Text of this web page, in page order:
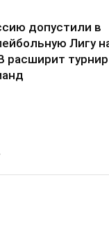
допустили в
Лигу
расширит